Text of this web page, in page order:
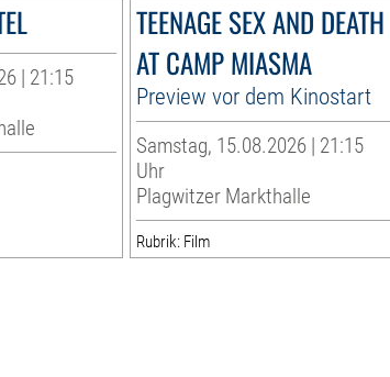
| 21:15
TEENAGE SEX AND DEATH
AT CAMP MIASMA
Preview vor dem Kinostart
Samstag, 15.08.2026 | 21:15
Uhr
Plagwitzer Markthalle
Rubrik: Film